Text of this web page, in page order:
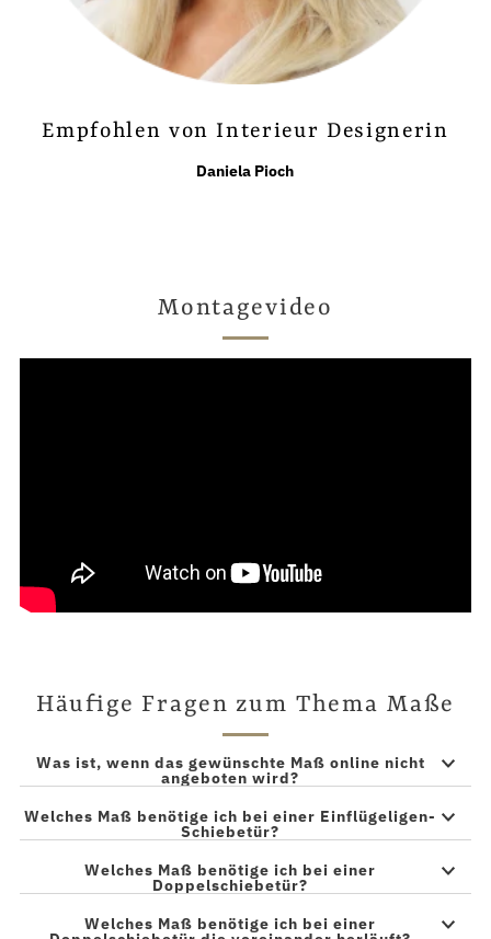
Empfohlen von Interieur Designerin
Daniela Pioch
Montagevideo
Häufige Fragen zum Thema Maße
Was ist, wenn das gewünschte Maß online nicht
angeboten wird?
Welches Maß benötige ich bei einer Einflügeligen-
Schiebetür?
Welches Maß benötige ich bei einer
Doppelschiebetür?
Welches Maß benötige ich bei einer